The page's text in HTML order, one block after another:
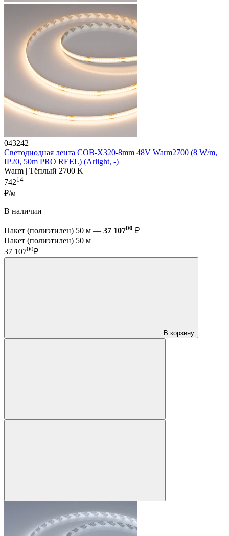
043242
Светодиодная лента COB-X320-8mm 48V Warm2700 (8 W/m,
IP20, 50m PRO REEL) (Arlight, -)
Warm | Тёплый 2700 K
74214
₽/м
В наличии
Пакет (полиэтилен) 50 м — 37 10700 ₽
Пакет (полиэтилен) 50 м
37 10700₽
В корзину